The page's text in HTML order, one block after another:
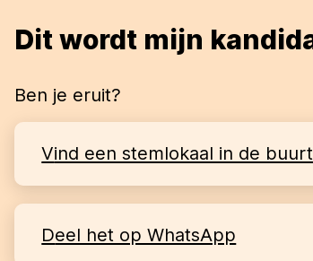
Dit wordt mijn
Ben je eruit?
Vind een stemlokaal in de buurt
Deel het op WhatsApp